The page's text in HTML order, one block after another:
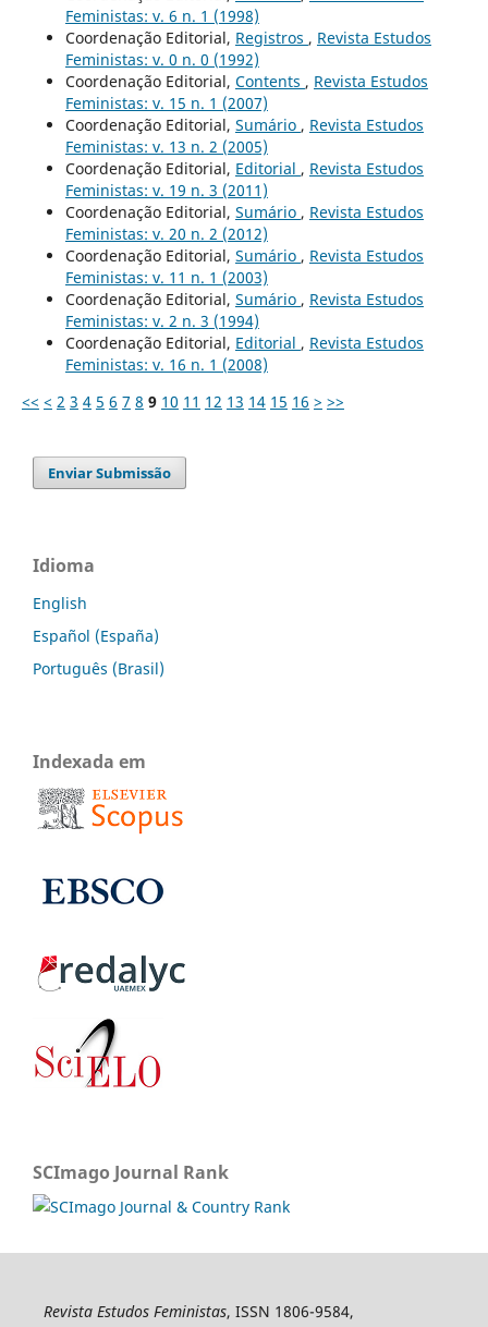
Feministas: v. 6 n. 1 (1998)
Coordenação Editorial, Registros , Revista Estudos
Feministas: v. 0 n. 0 (1992)
Coordenação Editorial, Contents , Revista Estudos
Feministas: v. 15 n. 1 (2007)
Coordenação Editorial, Sumário , Revista Estudos
Feministas: v. 13 n. 2 (2005)
Coordenação Editorial, Editorial , Revista Estudos
Feministas: v. 19 n. 3 (2011)
Coordenação Editorial, Sumário , Revista Estudos
Feministas: v. 20 n. 2 (2012)
Coordenação Editorial, Sumário , Revista Estudos
Feministas: v. 11 n. 1 (2003)
Coordenação Editorial, Sumário , Revista Estudos
Feministas: v. 2 n. 3 (1994)
Coordenação Editorial, Editorial , Revista Estudos
Feministas: v. 16 n. 1 (2008)
<< < 2 3 4 5 6 7 8 9 10 11 12 13 14 15 16 > >>
Enviar Submissão
Idioma
English
Español (España)
Português (Brasil)
Indexada em
SCImago Journal Rank
Revista Estudos Feministas, ISSN 1806-9584,